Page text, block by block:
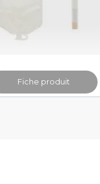
Fiche produit